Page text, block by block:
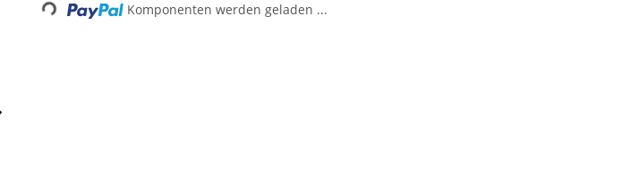
Loading... Komponenten werden geladen ...